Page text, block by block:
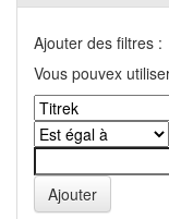
Ajouter des filtres :
Vous pouvex